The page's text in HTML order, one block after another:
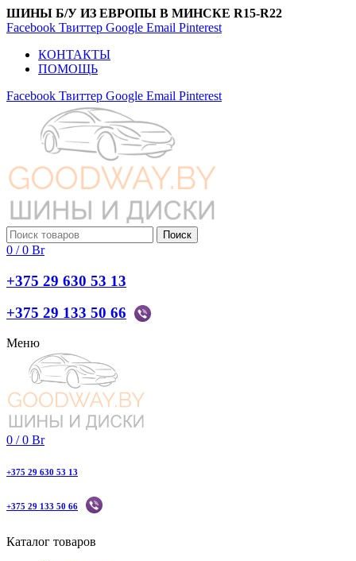
ШИНЫ Б/У ИЗ ЕВРОПЫ В МИНСКЕ R15-R22
Facebook Твиттер Google Email Pinterest
КОНТАКТЫ
ПОМОЩЬ
Facebook Твиттер Google Email Pinterest
Поиск
0 / 0 Br
+375 29 630 53 13
+375 29 133 50 66
Меню
0 / 0 Br
+375 29 630 53 13
+375 29 133 50 66
Каталог товаров